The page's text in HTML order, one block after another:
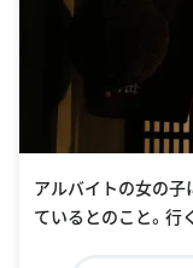
アルバイトの女の子
ているとのこと。行